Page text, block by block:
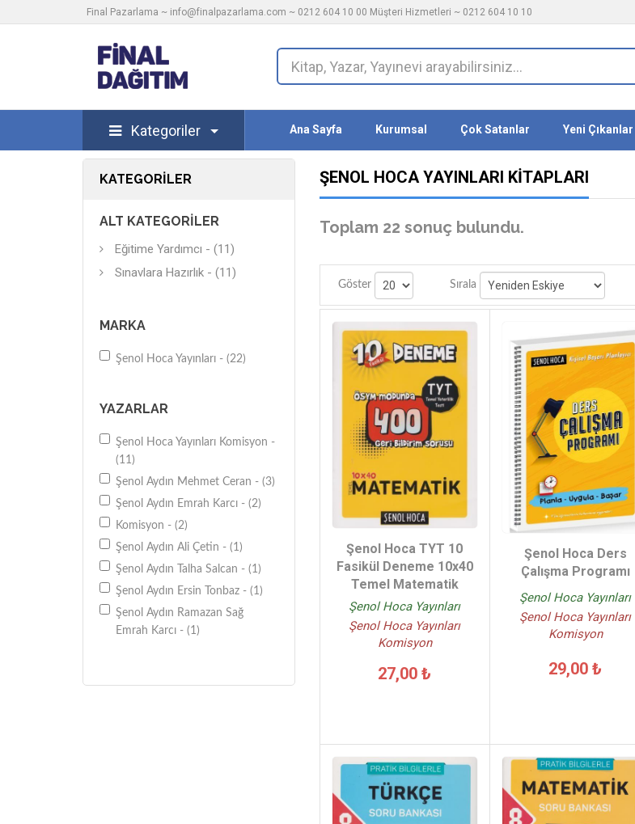
Final Pazarlama ~ info@finalpazarlama.com ~ 0212 604 10 00 Müşteri Hizmetleri ~ 0212 604 10 10
Kategoriler Ana Sayfa Kurumsal Çok Satanlar Yeni Çıkanlar
KATEGORILER
ALT KATEGORILER
Eğitime Yardımcı - (11)
Sınavlara Hazırlık - (11)
MARKA
Şenol Hoca Yayınları - (22)
YAZARLAR
Şenol Hoca Yayınları Komisyon -
(11)
Şenol Aydın Mehmet Ceran - (3)
Şenol Aydın Emrah Karcı - (2)
Komisyon - (2)
Şenol Aydın Ali Çetin - (1)
Şenol Aydın Talha Salcan - (1)
Şenol Aydın Ersin Tonbaz - (1)
Şenol Aydın Ramazan Sağ
Emrah Karcı - (1)
ŞENOL HOCA YAYINLARI KITAPLARI
Toplam 22 sonuç bulundu.
Göster Sırala Stoktakiler
Şenol Hoca TYT 10
Fasikül Deneme 10x40
Temel Matematik
Şenol Hoca Yayınları
Şenol Hoca Yayınları
Komisyon
27,00 ₺
Şenol Hoca Ders
Çalışma Programı
Şenol Hoca Yayınları
Şenol Hoca Yayınları
Komisyon
29,00 ₺